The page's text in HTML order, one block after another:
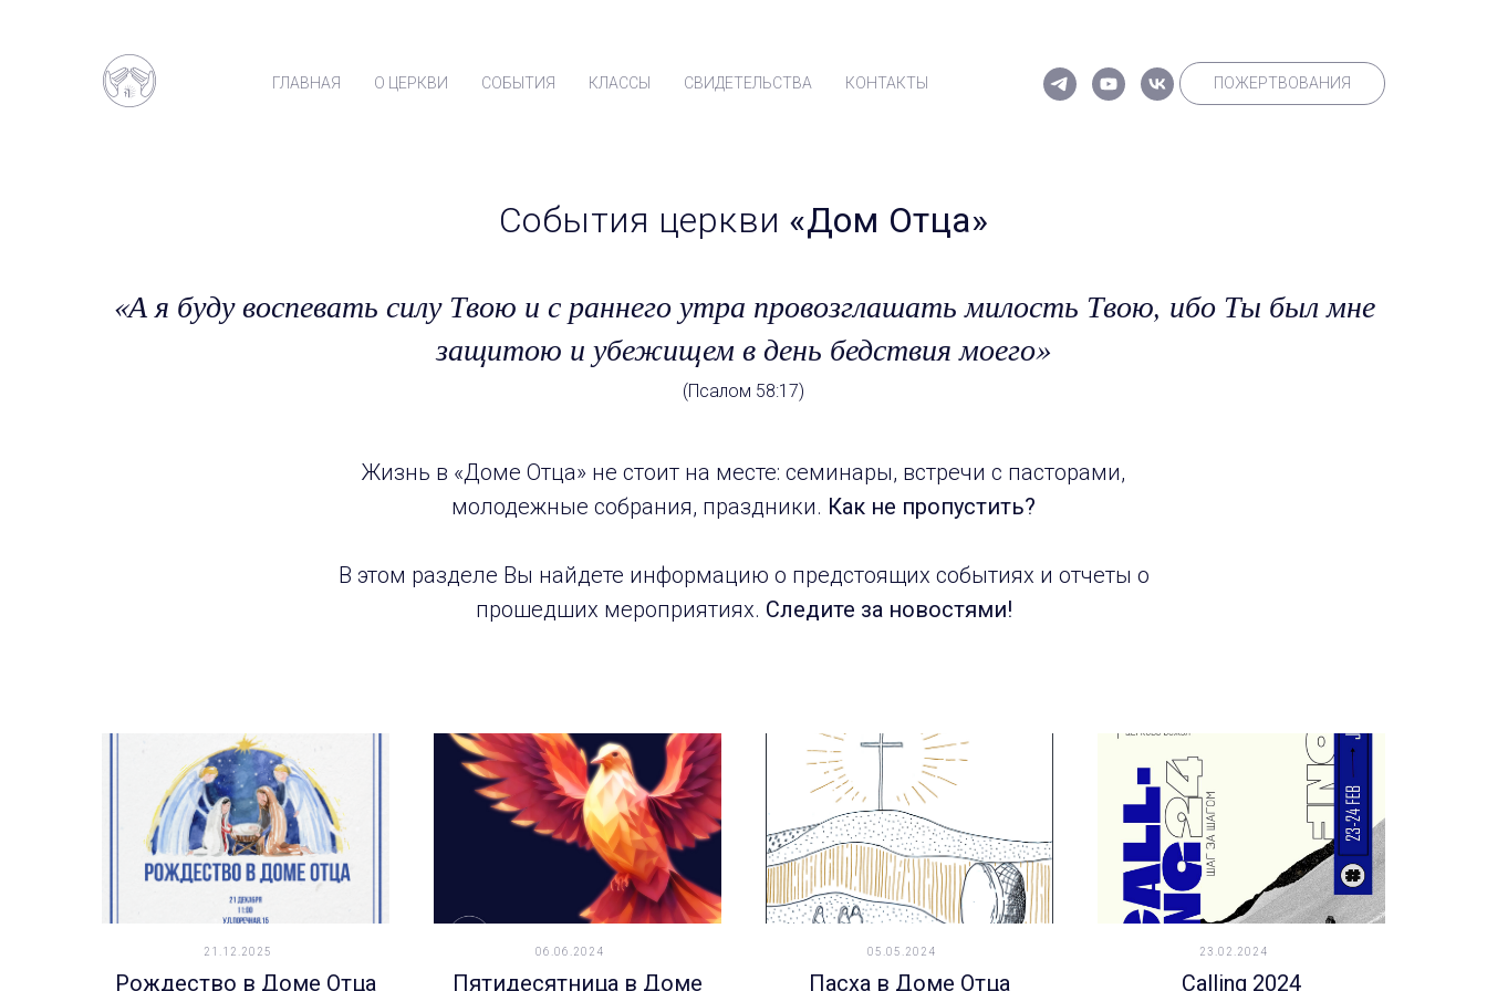
ГЛАВНАЯ О ЦЕРКВИ СОБЫТИЯ КЛАССЫ СВИДЕТЕЛЬСТВА КОНТАКТЫ ПОЖЕРТВОВАНИЯ
События церкви «Дом Отца»
«А я буду воспевать силу Твою и с раннего утра провозглашать милость Твою, ибо Ты был мне
защитою и убежищем в день бедствия моего»
(Псалом 58:17)
Жизнь в «Доме Отца» не стоит на месте: семинары, встречи с пасторами,
молодежные собрания, праздники. Как не пропустить?
В этом разделе Вы найдете информацию о предстоящих событиях и отчеты о
прошедших мероприятиях. Следите за новостями!
21.12.2025
Рождество в Доме Отца
06.06.2024
Пятидесятница в Доме
05.05.2024
Пасха в Доме Отца
23.02.2024
Calling 2024